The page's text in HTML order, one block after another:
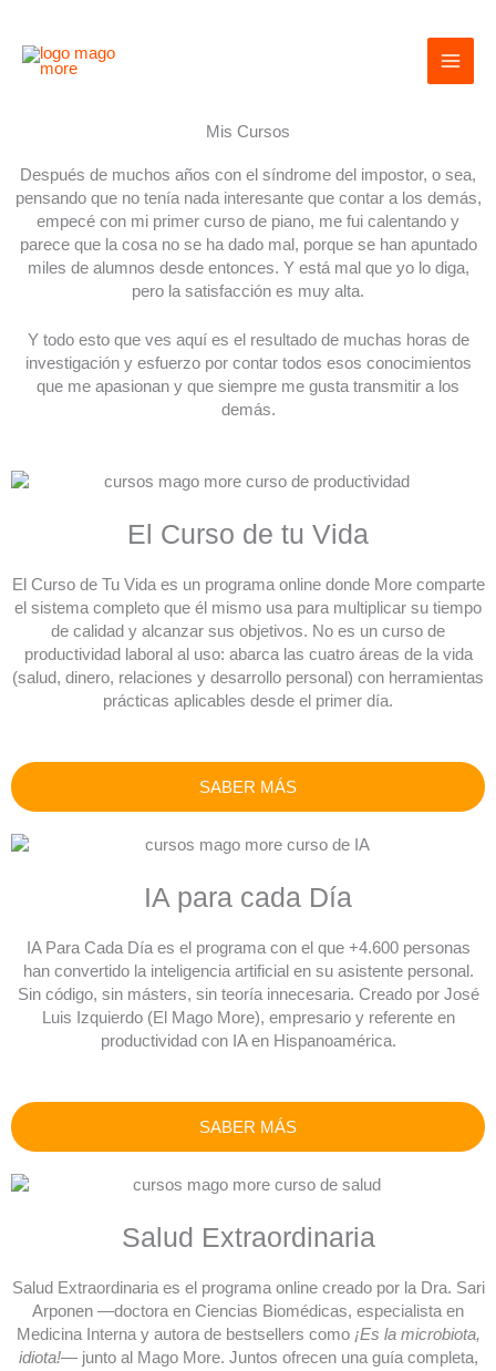
contenido
Mis Cursos
Después de muchos años con el síndrome del impostor, o sea,
pensando que no tenía nada interesante que contar a los demás,
empecé con mi primer curso de piano, me fui calentando y
parece que la cosa no se ha dado mal, porque se han apuntado
miles de alumnos desde entonces. Y está mal que yo lo diga,
pero la satisfacción es muy alta.
Y todo esto que ves aquí es el resultado de muchas horas de
investigación y esfuerzo por contar todos esos conocimientos
que me apasionan y que siempre me gusta transmitir a los
demás.
El Curso de tu Vida
El Curso de Tu Vida es un programa online donde More comparte
el sistema completo que él mismo usa para multiplicar su tiempo
de calidad y alcanzar sus objetivos. No es un curso de
productividad laboral al uso: abarca las cuatro áreas de la vida
(salud, dinero, relaciones y desarrollo personal) con herramientas
prácticas aplicables desde el primer día.
SABER MÁS
IA para cada Día
IA Para Cada Día es el programa con el que +4.600 personas
han convertido la inteligencia artificial en su asistente personal.
Sin código, sin másters, sin teoría innecesaria. Creado por José
Luis Izquierdo (El Mago More), empresario y referente en
productividad con IA en Hispanoamérica.
SABER MÁS
Salud Extraordinaria
Salud Extraordinaria es el programa online creado por la Dra. Sari
Arponen —doctora en Ciencias Biomédicas, especialista en
Medicina Interna y autora de bestsellers como ¡Es la microbiota,
idiota!— junto al Mago More. Juntos ofrecen una guía completa,